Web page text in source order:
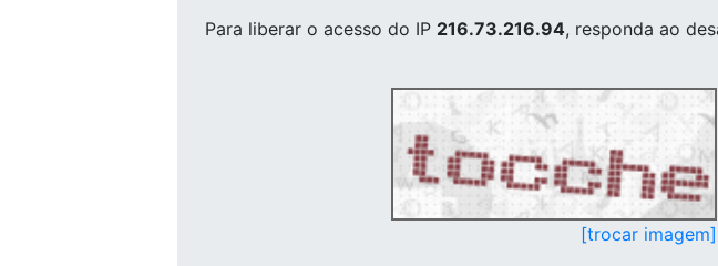
Para liberar o acesso do IP 216.73.216.94, responda ao
[trocar imagem]